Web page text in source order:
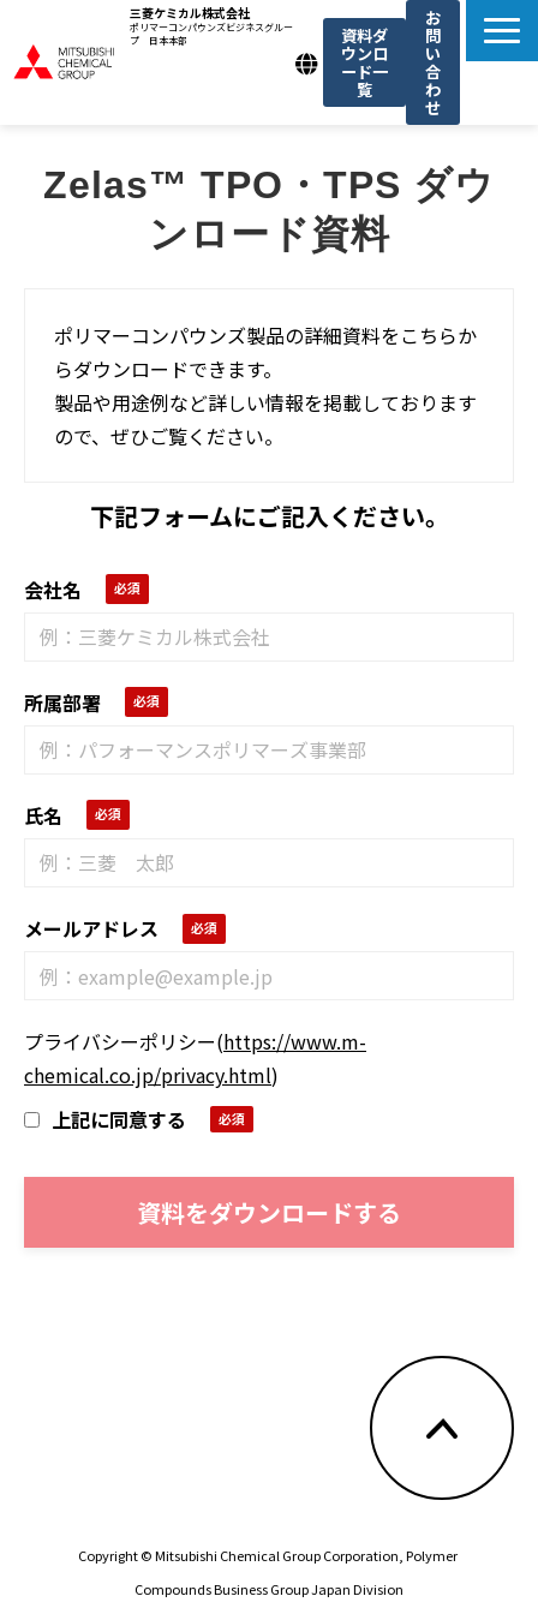
三菱ケミカル株式会社
ポリマーコンパウンズビジネスグルー
プ 日本本部
資料ダ
ウンロ
ード一
覧
お
問
い
合
わ
せ
我々の強み
用途例一覧
Zelas™ TPO・TPS ダウ
ンロード資料
ポリマーコンパウンズ製品の詳細資料をこちらか
らダウンロードできます。
製品や用途例など詳しい情報を掲載しております
ので、ぜひご覧ください。
下記フォームにご記入ください。
会社名
所属部署
氏名
メールアドレス
プライバシーポリシー(https://www.m-
chemical.co.jp/privacy.html)
上記に同意する
Copyright © Mitsubishi Chemical Group Corporation, Polymer
Compounds Business Group Japan Division